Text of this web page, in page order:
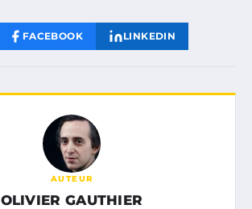
FACEBOOK LINKEDIN
AUTEUR
OLIVIER GAUTHIER